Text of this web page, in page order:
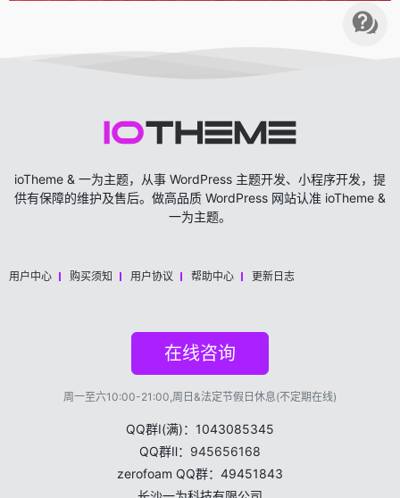
ioTheme & 一为主题，从事 WordPress 主题开发、小程序开发，提
供有保障的维护及售后。做高品质 WordPress 网站认准 ioTheme &
一为主题。
用户中心 购买须知 用户协议 帮助中心 更新日志
在线咨询
周一至六10:00-21:00,周日&法定节假日休息(不定期在线)
QQ群Ⅰ(满)：1043085345
QQ群Ⅱ： 945656168
zerofoam QQ群：49451843